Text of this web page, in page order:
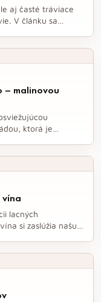
aj časté tráviace
V článku sa
pitný režim,
aby ste si leto užili
– malinovou
ktorá je
chuť a vôňu.
posedenie na
lacných
si zaslúžia našu
hudbou.
nezabudnuteľný